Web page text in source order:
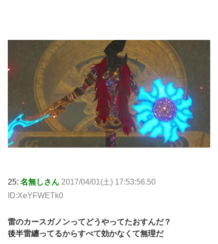
25: 名無しさん 2017/04/01(土) 17:53:56.50
ID:XeYFWETk0
雷のカースガノンってどうやってたおすんだ？
後半雷纏ってるからすべて効かなくて無理だ